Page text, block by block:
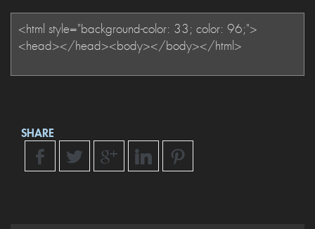
SHARE